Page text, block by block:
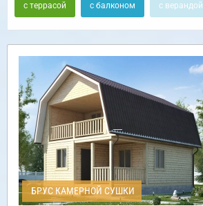
с террасой с балконом с верандой
БРУС КАМЕРНОЙ СУШКИ